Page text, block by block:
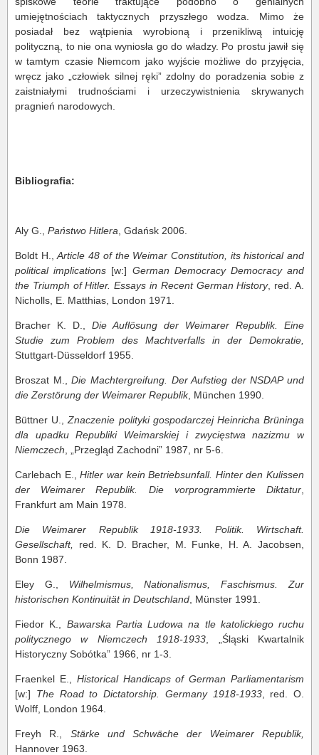
umiejętnościach taktycznych przyszłego wodza. Mimo że
posiadał bez wątpienia wyrobioną i przenikliwą intuicję
polityczną, to nie ona wyniosła go do władzy. Po prostu jawił się
w tamtym czasie Niemcom jako wyjście możliwe do przyjęcia,
wręcz jako „człowiek silnej ręki” zdolny do poradzenia sobie z
zaistniałymi trudnościami i urzeczywistnienia skrywanych
pragnień narodowych.
Bibliografia:
Aly G., Państwo Hitlera , Gdańsk 2006.
Boldt H.,Article 48 of the Weimar Constitution, its historical and
political implications [w:] German Democracy Democracy and
the Triumph of Hitler.Essays in Recent German History, red. A.
Nicholls, E. Matthias, London 1971.
Bracher K. D., Die Auflösung der Weimarer Republik. Eine
Studie zum Problem des Machtverfalls in der Demokratie,
Stuttgart-Düsseldorf 1955.
Broszat M.,Die Machtergreifung. Der Aufstieg der NSDAP und
die Zerstörung der Weimarer Republik, München 1990.
Büttner U.,Znaczenie polityki gospodarczej Heinricha Brüninga
dla upadku Republiki Weimarskiej i zwycięstwa nazizmu w
Niemczech , „Przegląd Zachodni” 1987, nr 5-6.
Carlebach E.,Hitler war kein Betriebsunfall. Hinter den Kulissen
der Weimarer Republik. Die vorprogrammierte Diktatur
Frankfurt am Main 1978.
Die Weimarer Republik 1918-1933. Politik. Wirtschaft.
Gesellschaft, red. K. D. Bracher, M. Funke, H. A. Jacobsen,
Bonn 1987.
Eley G., Wilhelmismus, Nationalismus, Faschismus. Zur
historischen Kontinuität in Deutschland , Münster 1991.
Fiedor K., Bawarska Partia Ludowa na tle katolickiego ruchu
politycznego w Niemczech 1918-1933 , „Śląski Kwartalnik
Historyczny Sobótka” 1966, nr 1-3.
Fraenkel E., Historical Handicaps of German Parliamentarism
[w:] The Road to Dictatorship. Germany 1918-1933, red. O.
Wolff, London 1964.
Freyh R., Stärke und Schwäche der Weimarer Republik,
Hannover 1963.